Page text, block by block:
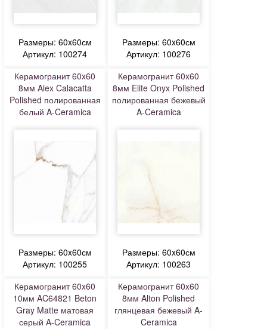
Размеры: 60x60см
Артикул: 100274
Размеры: 60x60см
Артикул: 100276
Керамогранит 60x60
8мм Alex Calacatta
Polished полированная
белый A-Ceramica
Размеры: 60x60см
Артикул: 100255
Керамогранит 60x60
8мм Elite Onyx Polished
полированная бежевый
A-Ceramica
Размеры: 60x60см
Артикул: 100263
Керамогранит 60x60
10мм AC64821 Beton
Gray Matte матовая
серый A-Ceramica
Керамогранит 60x60
8мм Alton Polished
глянцевая бежевый A-
Ceramica